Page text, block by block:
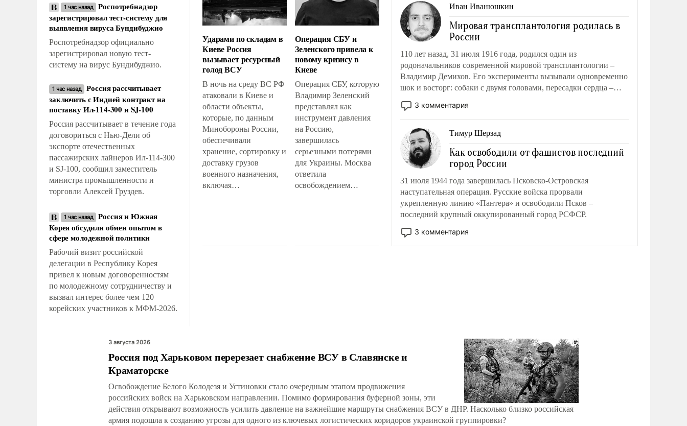
1 час назад
Роспотребнадзор
зарегистрировал тест-систему для
выявления вируса Бундибуджио
Роспотребнадзор официально
зарегистрировал новую тест-
систему на вирус Бундибуджио.
1 час назад
Россия рассчитывает
заключить с Индией контракт на
поставку Ил-114-300 и SJ-100
Россия рассчитывает в течение года
договориться с Нью-Дели об
экспорте отечественных
пассажирских лайнеров Ил-114-300
и SJ-100, сообщил заместитель
министра промышленности и
торговли Алексей Груздев.
1 час назад
Россия и Южная
Корея обсудили обмен опытом в
сфере молодежной политики
Рабочий визит российской
делегации в Республику Корея
привел к новым договоренностям
по молодежному сотрудничеству и
вызвал интерес более чем 120
корейских участников к МФМ-2026.
Ударами по складам в
Киеве Россия
вызывает ресурсный
голод ВСУ
В ночь на среду ВС РФ
атаковали в Киеве и
области объекты,
которые, по данным
Минобороны России,
обеспечивали
хранение, сортировку и
доставку грузов
военного назначения,
включая
осложнить работу всей
системы поставок ВСУ.
Операция СБУ и
Зеленского привела к
новому кризису в
Киеве
Операция СБУ, которую
Владимир Зеленский
представлял как
инструмент давления
на Россию,
завершилась
серьезными потерями
для Украины. Москва
ответила
освобождением
кризис власти,
массовые акции
протеста. Так чего
добился Зеленский?
Иван Иванюшкин
Мировая трансплантология родилась в
России
110 лет назад, 31 июля 1916 года, родился один из
родоначальников современной мировой трансплантологии –
Владимир Демихов. Его эксперименты вызывали одновременно
шок и восторг: собаки с двумя головами, пересадки сердца –
3 комментария
Тимур Шерзад
Как освободили от фашистов последний
город России
31 июля 1944 года завершилась Псковско-Островская
наступательная операция. Русские войска прорвали
укрепленную линию «Пантера» и освободили Псков –
последний крупный оккупированный город РСФСР.
3 комментария
3 августа 2026
Россия под Харьковом перерезает снабжение ВСУ в Славянске и
Краматорске
Освобождение Белого Колодезя и Устиновки стало очередным этапом продвижения
российских войск на Харьковском направлении. Помимо формирования буферной зоны, эти
действия открывают возможность усилить давление на важнейшие маршруты снабжения ВСУ в ДНР. Насколько близко российская
армия подошла к созданию угрозы для одного из ключевых логистических коридоров украинской группировки?